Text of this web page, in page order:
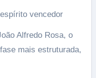
vencedor
Alfredo Rosa, o
mais estruturada,